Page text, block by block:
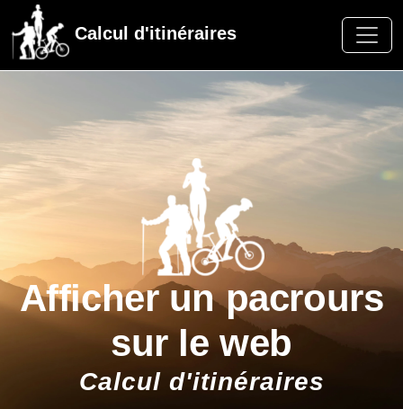
Calcul d'itinéraires
Afficher un pacrours
sur le web
Calcul d'itinéraires